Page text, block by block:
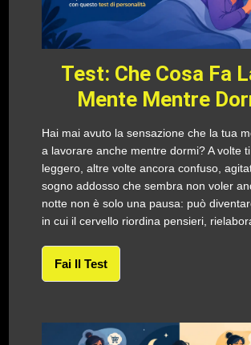
Test: Che Cosa Fa
Mente Mentre
Hai mai avuto la sensazione che la tua
a lavorare anche mentre dormi? A volte
leggero, altre volte ancora confuso,
sogno addosso che sembra non voler
notte non è solo una pausa: può
in cui il cervello riordina pensieri,
Fai Il Test